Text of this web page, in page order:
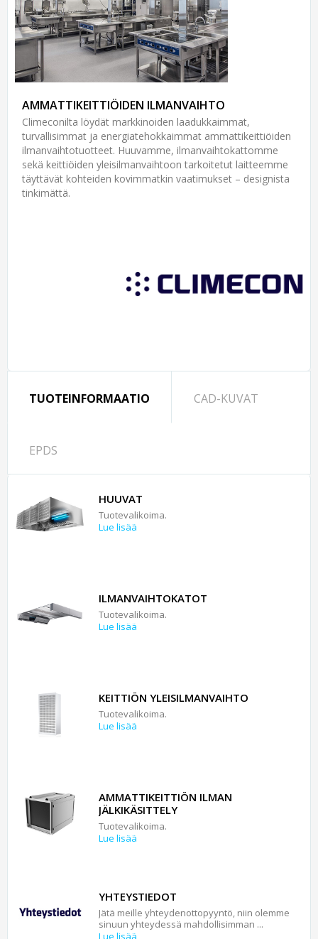
AMMATTIKEITTIÖIDEN ILMANVAIHTO
Climeconilta löydät markkinoiden laadukkaimmat,
turvallisimmat ja energiatehokkaimmat ammattikeittiöiden
ilmanvaihtotuotteet. Huuvamme, ilmanvaihtokattomme
sekä keittiöiden yleisilmanvaihtoon tarkoitetut laitteemme
täyttävät kohteiden kovimmatkin vaatimukset – designista
tinkimättä.
TUOTEINFORMAATIO CAD-KUVAT
EPDS
HUUVAT
Tuotevalikoima.
Lue lisää
ILMANVAIHTOKATOT
Tuotevalikoima.
Lue lisää
KEITTIÖN YLEISILMANVAIHTO
Tuotevalikoima.
Lue lisää
AMMATTIKEITTIÖN ILMAN
JÄLKIKÄSITTELY
Tuotevalikoima.
Lue lisää
YHTEYSTIEDOT
Jätä meille yhteydenottopyyntö, niin olemme
sinuun yhteydessä mahdollisimman ...
Lue lisää